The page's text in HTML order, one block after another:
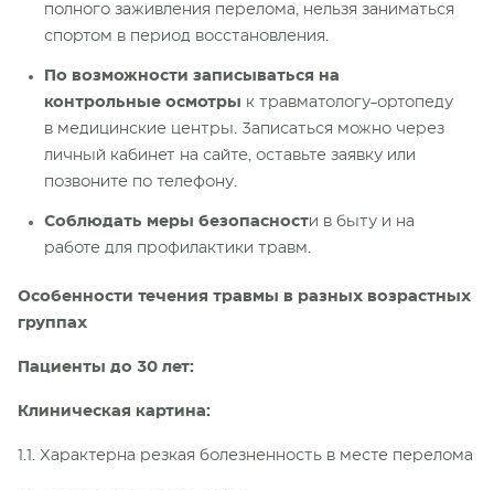
полного заживления перелома, нельзя заниматься
спортом в период восстановления.
По возможности записываться на
контрольные осмотры к травматологу-ортопеду
в медицинские центры. Записаться можно через
личный кабинет на сайте, оставьте заявку или
позвоните по телефону.
Соблюдать меры безопасности в быту и на
работе для профилактики травм.
Особенности течения травмы в разных возрастных
группах
Пациенты до 30 лет:
Клиническая картина:
1.1. Характерна резкая болезненность в месте перелома